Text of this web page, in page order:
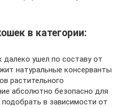
в категории:
далеко ушел по составу от
натуральные консерванты
растительного
абсолютно безопасно для
в зависимости от